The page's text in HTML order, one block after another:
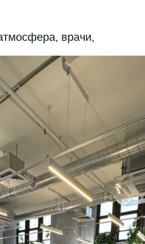
Как нас найти?
+7 (926)-000-10-90
WhatsApp
Telegram
VK
Политика конфиденциальности
Договор оферты
Разработчик сайта